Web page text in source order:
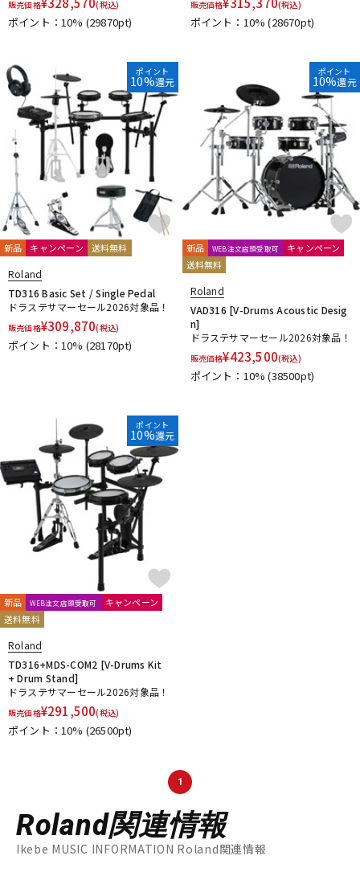
販売価格 (税込)
ポイント：10% (29870pt)
販売価格 (税込)
ポイント：10%(28670pt)
ポイント
10%還元
新品 キャンペーン 送料無料
Roland
TD316 Basic Set / Single Pedal
ドラステサマーセール2026対象品！
販売価格¥309,870(税込)
ポイント：10% (28170pt)
ポイント
10%還元
新品 WEB注文店頭受取可
キャンペーン
送料無料
Roland
VAD316 [V-Drums Acoustic Desig
n]
ドラステサマーセール2026対象品！
販売価格¥423,500(税込)
ポイント：10%(38500pt)
ポイント
10%還元
新品 WEB注文店頭受取可
キャンペーン
送料無料
Roland
TD316+MDS-COM2 [V-Drums Kit
+ Drum Stand]
ドラステサマーセール2026対象品！
販売価格¥291,500(税込)
ポイント：10% (26500pt)
1
Roland関連情報
Ikebe MUSIC INFORMATION Roland関連情報